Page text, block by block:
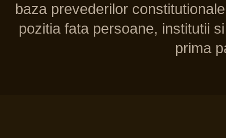
baza prevederilor
pozitia fata persoane, institutii
prima